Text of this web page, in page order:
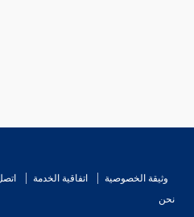
وثيقة الخصوصية اتفاقية الخدمة
نحن